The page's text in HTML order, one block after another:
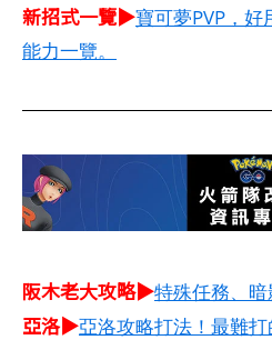
新招式一覽▶寶可夢PVP，
能力一覽。
阪木老大攻略▶特殊任務、
亞洛▶亞洛攻略打法！最難